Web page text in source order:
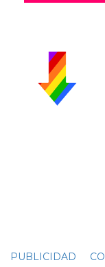
PUBLICIDAD